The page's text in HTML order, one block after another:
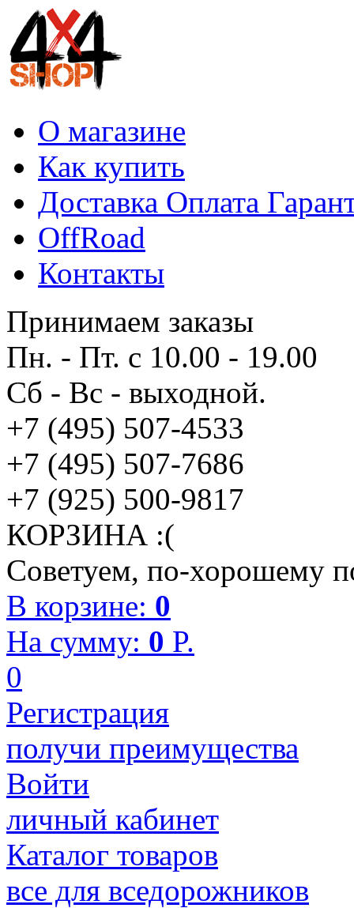
О магазине
Как купить
Доставка Оплата
OffRoad
Контакты
Принимаем заказы
Пн. - Пт. с 10.00 - 19.00
Сб - Вс - выходной.
+7 (495) 507-4533
+7 (495) 507-7686
+7 (925) 500-9817
КОРЗИНА :(
Советуем, по-хорошему
В корзине: 0
На сумму: 0 P.
0
Регистрация
получи преимущества
Войти
личный кабинет
Каталог товаров
все для вседорожников